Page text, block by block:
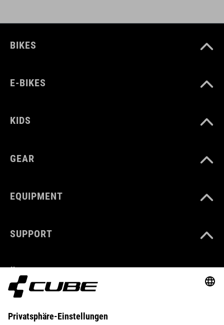
BIKES
E-BIKES
KIDS
GEAR
EQUIPMENT
SUPPORT
ENTDECKEN